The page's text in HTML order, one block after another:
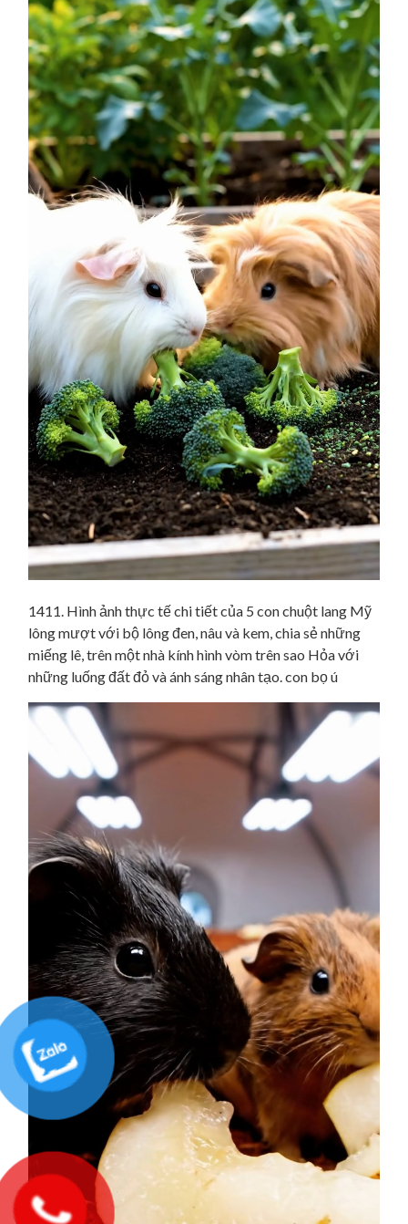
1411. Hình ảnh thực tế chi tiết của 5 con chuột lang Mỹ
lông mượt với bộ lông đen, nâu và kem, chia sẻ những
miếng lê, trên một nhà kính hình vòm trên sao Hỏa với
những luống đất đỏ và ánh sáng nhân tạo. con bọ ú